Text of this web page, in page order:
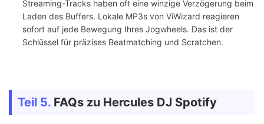
Streaming-Tracks haben oft eine winzige Verzögerung beim
Laden des Buffers. Lokale MP3s von ViWizard reagieren
sofort auf jede Bewegung Ihres Jogwheels. Das ist der
Schlüssel für präzises Beatmatching und Scratchen.
Teil 5. FAQs zu Hercules DJ Spotify